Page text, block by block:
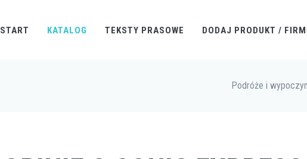
START KATALOG TEKSTY PRASOWE DODAJ PRODUKT /
Podróże i